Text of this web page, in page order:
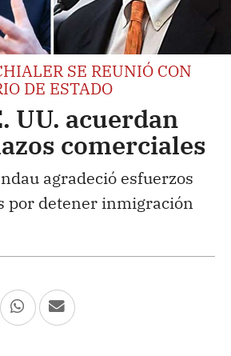
SE REUNIÓ CON
DE ESTADO
UU. acuerdan
comerciales
agradeció esfuerzos
por detener inmigración